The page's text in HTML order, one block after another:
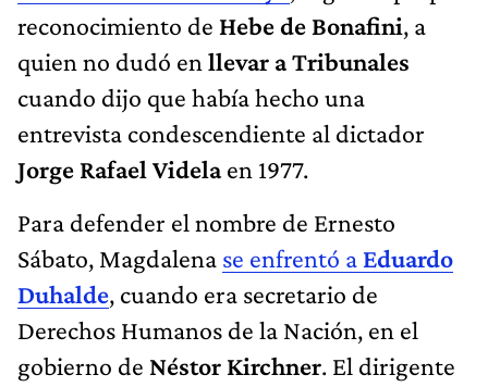
reconocimiento de Hebe de Bonafini, a
quien no dudó en llevar a Tribunales
cuando dijo que había hecho una
entrevista condescendiente al dictador
Jorge Rafael Videlaen 1977.
Para defender el nombre de Ernesto
Sábato, Magdalena se enfrentó a Eduardo
Duhalde, cuando era secretario de
Derechos Humanos de la Nación, en el
gobierno de Néstor Kirchner. El dirigente